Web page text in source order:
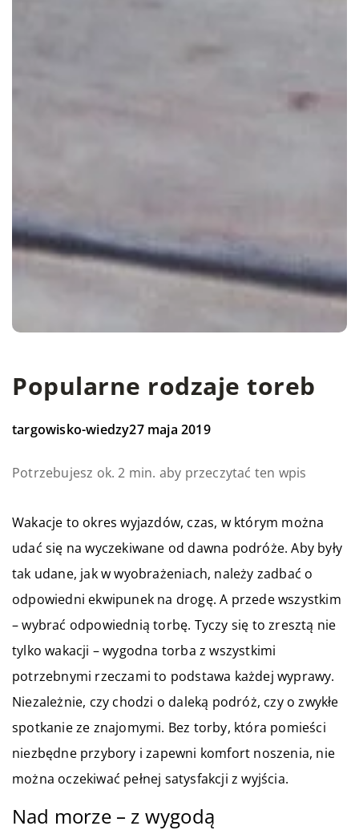
Popularne rodzaje toreb
targowisko-wiedzy27 maja 2019
Potrzebujesz ok. 2 min. aby przeczytać ten wpis
Wakacje to okres wyjazdów, czas, w którym można
udać się na wyczekiwane od dawna podróże. Aby były
tak udane, jak w wyobrażeniach, należy zadbać o
odpowiedni ekwipunek na drogę. A przede wszystkim
– wybrać odpowiednią torbę. Tyczy się to zresztą nie
tylko wakacji – wygodna torba z wszystkimi
potrzebnymi rzeczami to podstawa każdej wyprawy.
Niezależnie, czy chodzi o daleką podróż, czy o zwykłe
spotkanie ze znajomymi. Bez torby, która pomieści
niezbędne przybory i zapewni komfort noszenia, nie
można oczekiwać pełnej satysfakcji z wyjścia.
Nad morze – z wygodą